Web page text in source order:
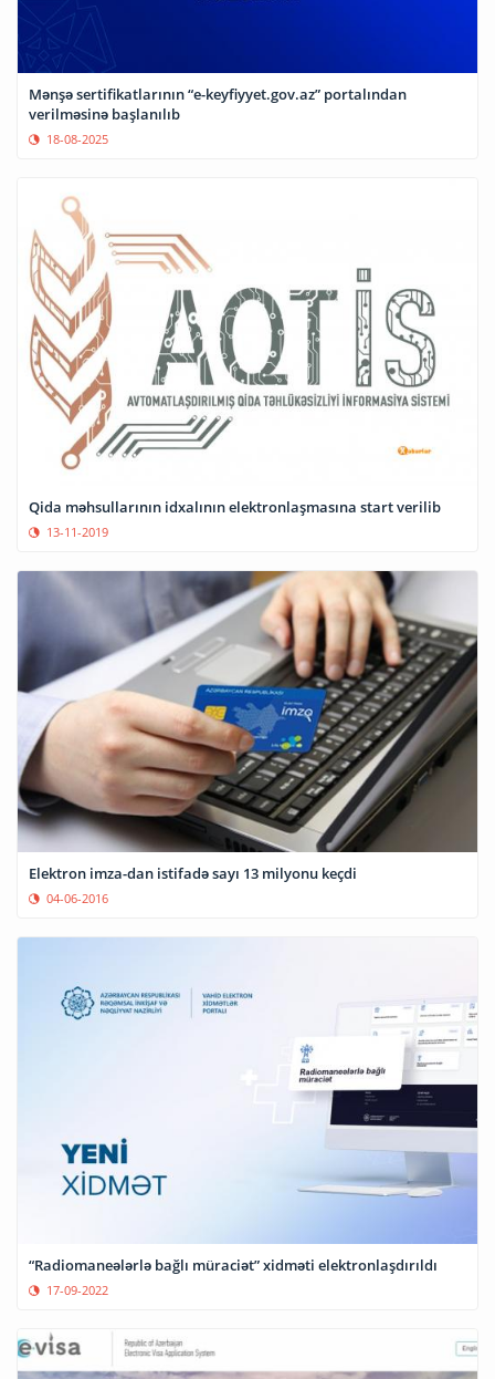
Mənşə sertifikatlarının “e-keyfiyyet.gov.az” portalından
verilməsinə başlanılıb
18-08-2025
Qida məhsullarının idxalının elektronlaşmasına start verilib
13-11-2019
Elektron imza-dan istifadə sayı 13 milyonu keçdi
04-06-2016
“Radiomaneələrlə bağlı müraciət” xidməti elektronlaşdırıldı
17-09-2022